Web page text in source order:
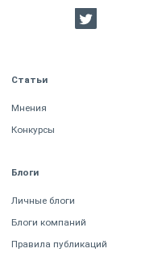
Статьи
Мнения
Конкурсы
Блоги
Личные блоги
Блоги компаний
Правила публикаций